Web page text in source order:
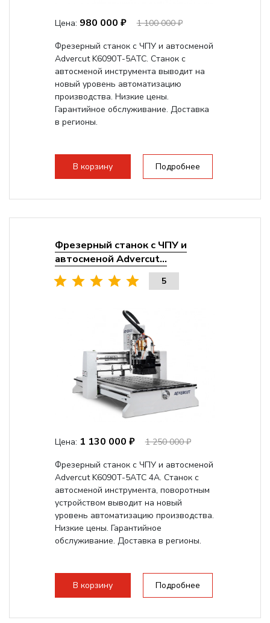
Цена: 980 000 ₽
1 100 000 ₽
Фрезерный станок с ЧПУ и автосменой
Advercut K6090T-5ATC. Станок с
автосменой инструмента выводит на
новый уровень автоматизацию
производства. Низкие цены.
Гарантийное обслуживание. Доставка
в регионы.
В корзину Подробнее
Фрезерный станок с ЧПУ и
автосменой Advercut...
5
Цена: 1 130 000 ₽
1 250 000 ₽
Фрезерный станок с ЧПУ и автосменой
Advercut K6090T-5ATC 4A. Станок с
автосменой инструмента, поворотным
устройством выводит на новый
уровень автоматизацию производства.
Низкие цены. Гарантийное
обслуживание. Доставка в регионы.
В корзину Подробнее